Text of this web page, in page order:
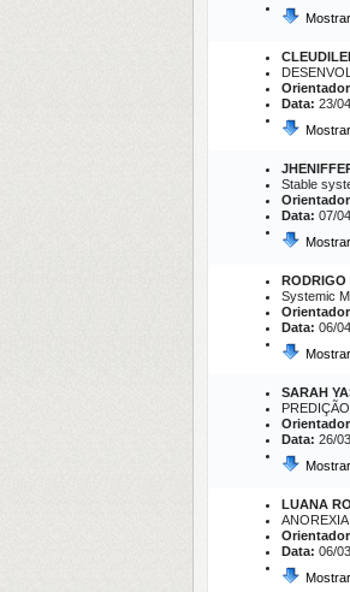
Data: 23/
Stable
Data: 07/
RODRIGO
Systemic
Data: 06/
SARAH
Data: 26/
LUANA
Data: 06/